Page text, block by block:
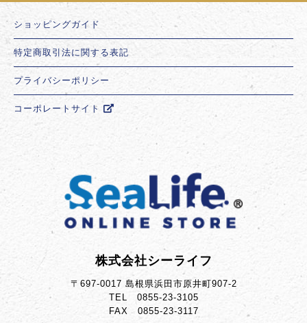
ショッピングガイド
特定商取引法に関する表記
プライバシーポリシー
コーポレートサイト
株式会社シーライフ
〒697-0017 島根県浜田市原井町907-2
TEL 0855-23-3105
FAX 0855-23-3117